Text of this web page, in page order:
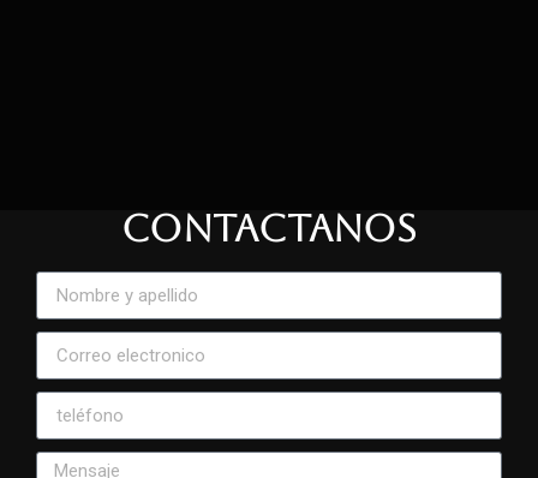
CONTACTANOS